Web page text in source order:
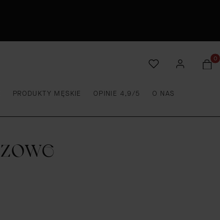
PRODUKTY MĘSKIE OPINIE 4,9/5 O NAS